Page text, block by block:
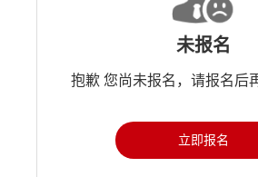
未报名
抱歉 您尚未报名，请报名后
立即报名